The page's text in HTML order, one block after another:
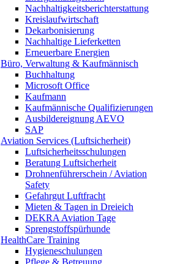
Nachhaltigkeitsberichterstattung
Kreislaufwirtschaft
Dekarbonisierung
Nachhaltige Lieferketten
Erneuerbare Energien
Büro, Verwaltung & Kaufmännisch
Buchhaltung
Microsoft Office
Kaufmann
Kaufmännische Qualifizierungen
Ausbildereignung AEVO
SAP
Aviation Services (Luftsicherheit)
Luftsicherheitsschulungen
Beratung Luftsicherheit
Drohnenführerschein / Aviation
Safety
Gefahrgut Luftfracht
Mieten & Tagen in Dreieich
DEKRA Aviation Tage
Sprengstoffspürhunde
HealthCare Training
Hygieneschulungen
Pflege & Betreuung